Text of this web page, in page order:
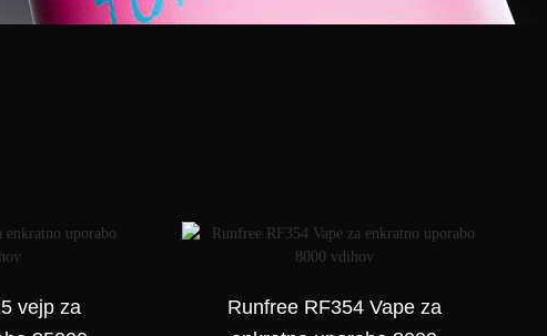
vejp za
Runfree RF354 Vape za